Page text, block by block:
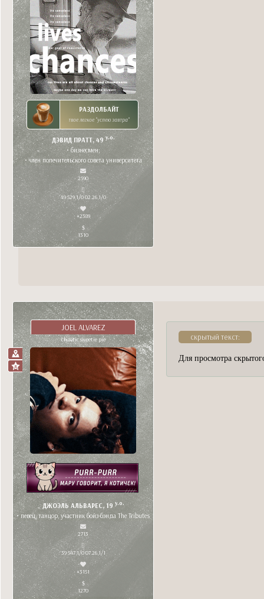
РАЗДОЛБАЙТ
твое легкое "успею завтра"
ДЭВИД ПРАТТ, 49y.o.
• бизнесмен;
• член попечительского совета университета
2590
49 529,1/0 02.26,1/0
+2389
1310
JOEL ALVAREZ
chaotic sweetie pie
ДЖОЭЛЬ АЛЬВАРЕС, 19 y.o.
• певец, танцор, участник бойз-бэнда The Tributes
2713
39 547,1/0 07.26,1/1
+3151
1270
скрытый текст:
Для просмотра